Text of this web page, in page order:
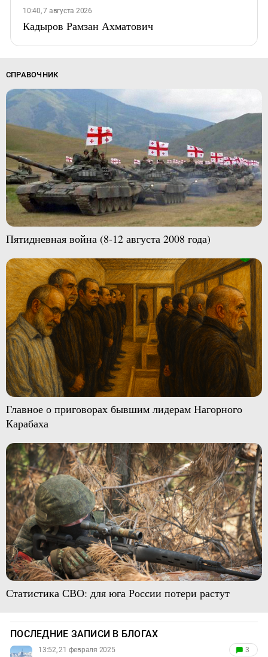
10:40, 7 августа 2026
Кадыров Рамзан Ахматович
СПРАВОЧНИК
Пятидневная война (8-12 августа 2008 года)
Главное о приговорах бывшим лидерам Нагорного
Карабаха
Статистика СВО: для юга России потери растут
ПОСЛЕДНИЕ ЗАПИСИ В БЛОГАХ
13:52, 21 февраля 2025 3